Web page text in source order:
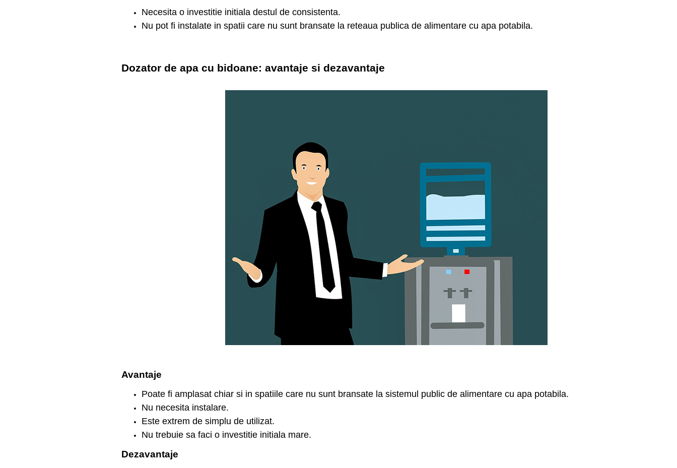
Necesita o investitie initiala destul de consistenta.
Nu pot fi instalate in spatii care nu sunt bransate la reteaua publica de alimentare cu apa potabila.
Dozator de apa cu bidoane: avantaje si dezavantaje
Avantaje
Poate fi amplasat chiar si in spatiile care nu sunt bransate la sistemul public de alimentare cu apa potabila.
Nu necesita instalare.
Este extrem de simplu de utilizat.
Nu trebuie sa faci o investitie initiala mare.
Dezavantaje